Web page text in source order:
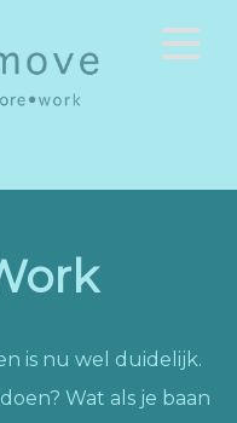
is nu wel duidelijk.
Wat als je baan